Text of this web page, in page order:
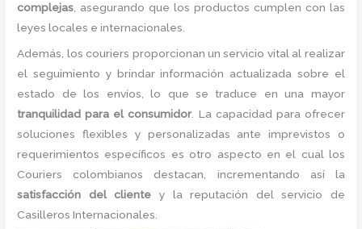
complejas , asegurando que los productos cumplen con las
leyes locales e internacionales.
Además, los couriers proporcionan un servicio vital al realizar
el seguimiento y brindar información actualizada sobre el
estado de los envíos, lo que se traduce en una mayor
tranquilidad para el consumidor . La capacidad para ofrecer
soluciones flexibles y personalizadas ante imprevistos o
requerimientos específicos es otro aspecto en el cual los
Couriers colombianos destacan, incrementando así la
satisfacción del cliente y la reputación del servicio de
Casilleros Internacionales.